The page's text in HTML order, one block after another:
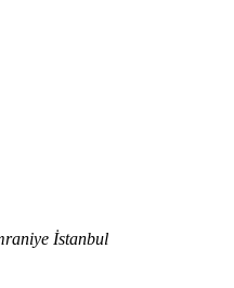
İstanbul